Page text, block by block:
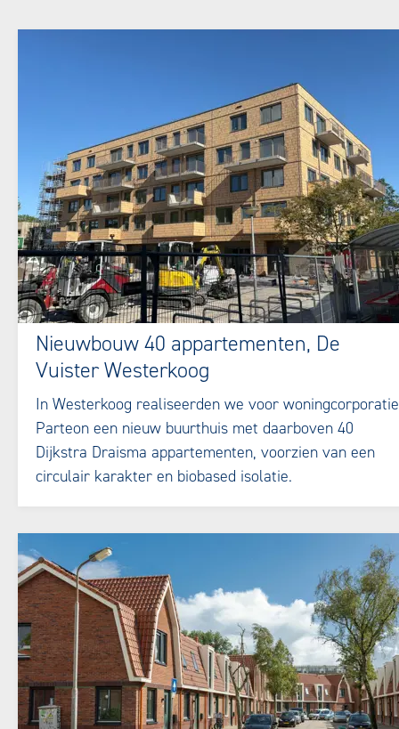
Nieuwbouw 40 appartementen, De
Vuister Westerkoog
In Westerkoog realiseerden we voor woningcorporatie
Parteon een nieuw buurthuis met daarboven 40
Dijkstra Draisma appartementen, voorzien van een
circulair karakter en biobased isolatie.